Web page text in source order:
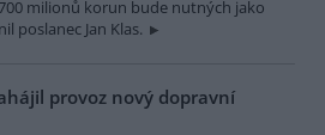
milionů korun bude nutných jako
poslanec Jan Klas.
provoz nový dopravní